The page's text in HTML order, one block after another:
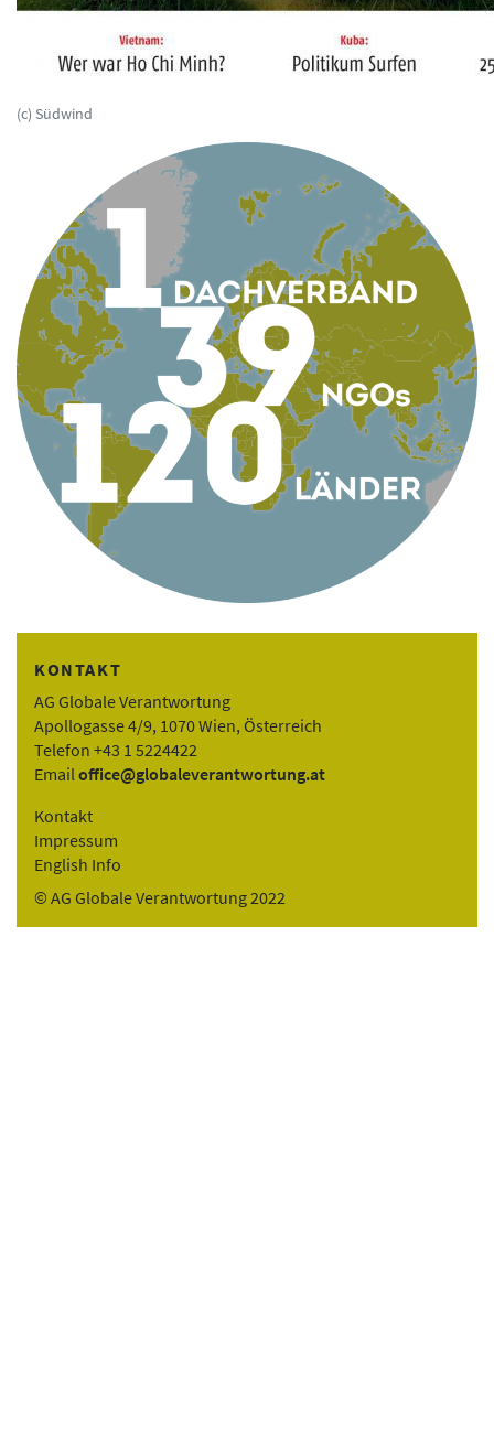
(c) Südwind
KONTAKT
AG Globale Verantwortung
Apollogasse 4/9, 1070 Wien, Österreich
Telefon +43 1 5224422
Emailoffice@globaleverantwortung.at
Kontakt
Impressum
English Info
© AG Globale Verantwortung 2022